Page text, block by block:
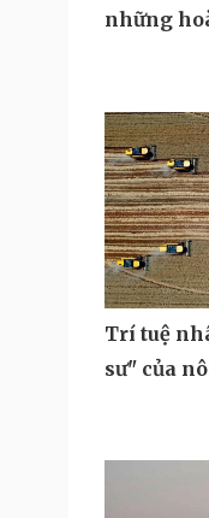
những
Trí tuệ
sư" của